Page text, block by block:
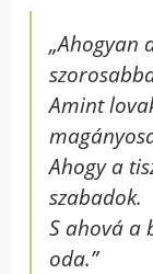
„Ahogyan
Amint
Ahogy a
szabadok.
S ahová a
oda.”